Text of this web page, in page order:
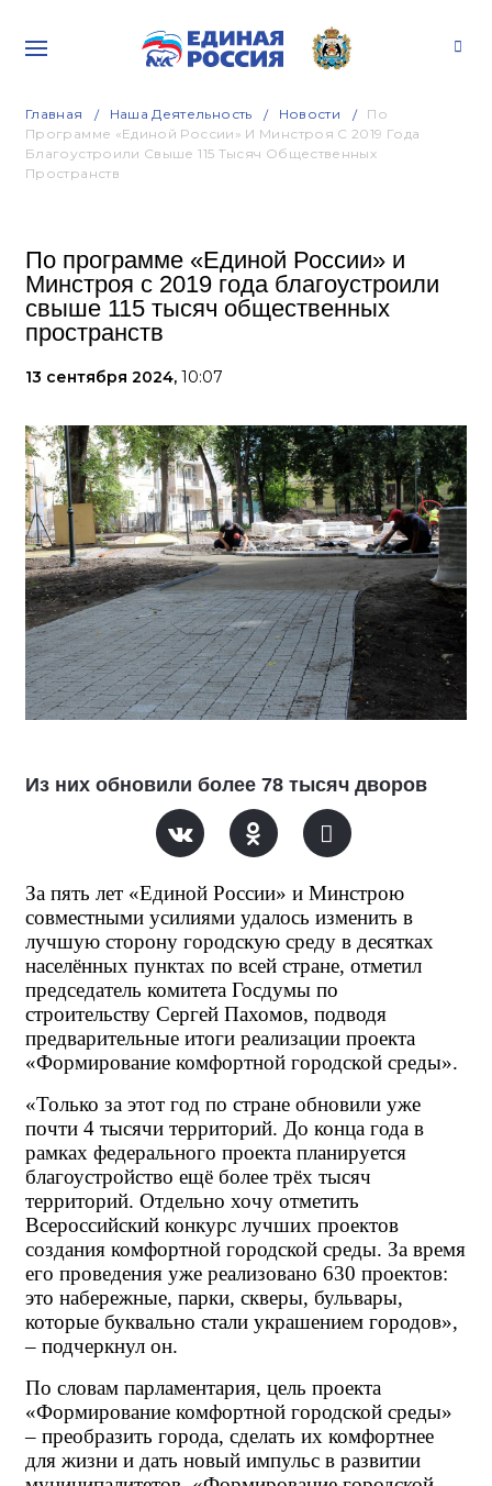
Главная Наша Деятельность Новости
По
Программе «Единой России» И Минстроя С 2019 Года
Благоустроили Свыше 115 Тысяч Общественных
Пространств
По программе «Единой России» и
Минстроя с 2019 года благоустроили
свыше 115 тысяч общественных
пространств
13 сентября 2024, 10:07
Из них обновили более 78 тысяч дворов
За пять лет «Единой России» и Минстрою
совместными усилиями удалось изменить в
лучшую сторону городскую среду в десятках
населённых пунктах по всей стране, отметил
председатель комитета Госдумы по
строительству Сергей Пахомов, подводя
предварительные итоги реализации проекта
«Формирование комфортной городской среды».
«Только за этот год по стране обновили уже
почти 4 тысячи территорий. До конца года в
рамках федерального проекта планируется
благоустройство ещё более трёх тысяч
территорий. Отдельно хочу отметить
Всероссийский конкурс лучших проектов
создания комфортной городской среды. За время
его проведения уже реализовано 630 проектов:
это набережные, парки, скверы, бульвары,
которые буквально стали украшением городов»,
– подчеркнул он.
По словам парламентария, цель проекта
«Формирование комфортной городской среды»
– преобразить города, сделать их комфортнее
для жизни и дать новый импульс в развитии